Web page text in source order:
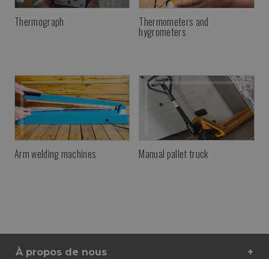
Thermograph Thermometers and
hygrometers
Arm welding machines Manual pallet truck
À propos de nous